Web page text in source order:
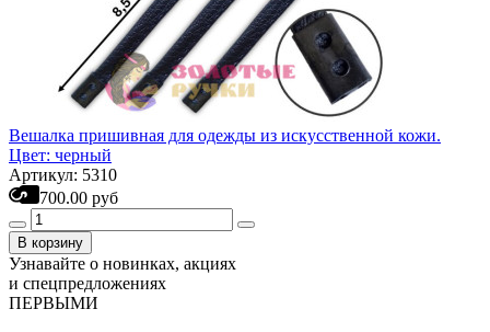
Вешалка пришивная для одежды из искусственной кожи.
Цвет: черный
Артикул: 5310
700.00 руб
В корзину
Узнавайте о новинках, акциях
и спецпредложениях
ПЕРВЫМИ